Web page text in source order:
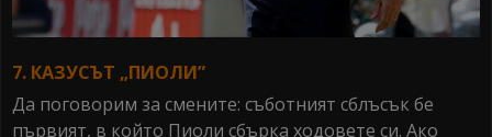
7. КАЗУСЪТ „ПИОЛИ”
Да поговорим за смените: съботният сблъсък бе
първият, в който Пиоли сбърка ходовете си. Ако